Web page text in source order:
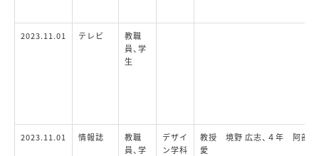
2023.11.01 テレビ
教職
員、学
生
2023.11.01 情報誌
教職
員、学
デザイ
ン学科
教授 境野 広志、４年 阿部
愛